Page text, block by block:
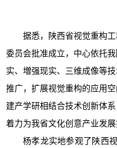
据悉，陕西省视觉重构
委员会批准成立，中心依托
实、増强现实、三维成像等
推广，扩展视觉重构的应用
建产学研相结合技术创新体
着力为我省文化创意产业发展
杨孝龙实地参观了陕西